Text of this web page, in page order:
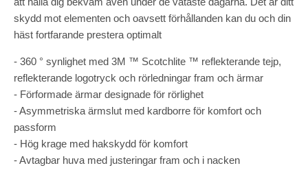
skydd mot elementen och oavsett förhållanden kan du och din
häst fortfarande prestera optimalt
- 360 ° synlighet med 3M ™ Scotchlite ™ reflekterande tejp,
reflekterande logotryck och rörledningar fram och ärmar
- Förformade ärmar designade för rörlighet
- Asymmetriska ärmslut med kardborre för komfort och
passform
- Hög krage med hakskydd för komfort
- Avtagbar huva med justeringar fram och i nacken